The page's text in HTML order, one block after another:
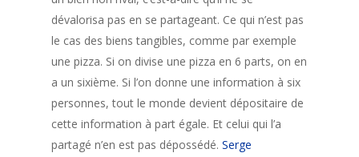
dévalorisa pas en se partageant. Ce qui n’est pas
le cas des biens tangibles, comme par exemple
une pizza. Si on divise une pizza en 6 parts, on en
a un sixième. Si l’on donne une information à six
personnes, tout le monde devient dépositaire de
cette information à part égale. Et celui qui l’a
partagé n’en est pas dépossédé. Serge